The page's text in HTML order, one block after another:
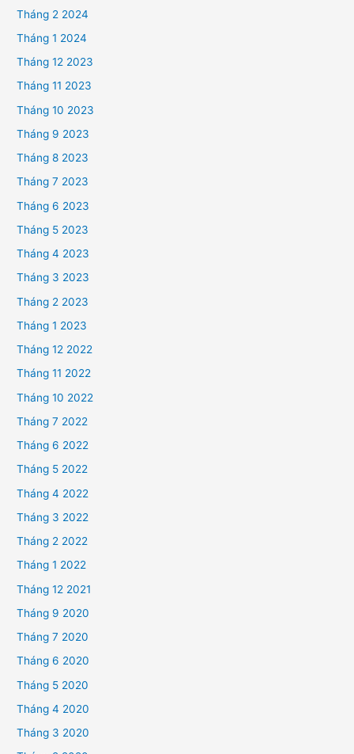
Tháng 2 2024
Tháng 1 2024
Tháng 12 2023
Tháng 11 2023
Tháng 10 2023
Tháng 9 2023
Tháng 8 2023
Tháng 7 2023
Tháng 6 2023
Tháng 5 2023
Tháng 4 2023
Tháng 3 2023
Tháng 2 2023
Tháng 1 2023
Tháng 12 2022
Tháng 11 2022
Tháng 10 2022
Tháng 7 2022
Tháng 6 2022
Tháng 5 2022
Tháng 4 2022
Tháng 3 2022
Tháng 2 2022
Tháng 1 2022
Tháng 12 2021
Tháng 9 2020
Tháng 7 2020
Tháng 6 2020
Tháng 5 2020
Tháng 4 2020
Tháng 3 2020